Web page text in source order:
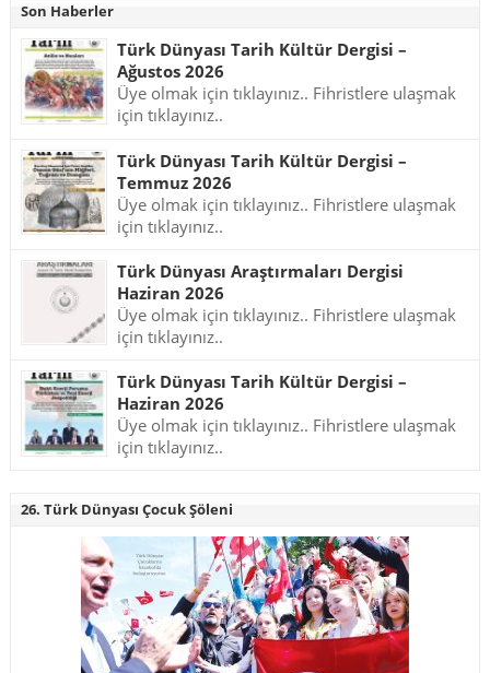
Son Haberler
Türk Dünyası Tarih Kültür Dergisi –
Ağustos 2026
Üye olmak için tıklayınız.. Fihristlere ulaşmak
için tıklayınız..
Türk Dünyası Tarih Kültür Dergisi –
Temmuz 2026
Üye olmak için tıklayınız.. Fihristlere ulaşmak
için tıklayınız..
Türk Dünyası Araştırmaları Dergisi
Haziran 2026
Üye olmak için tıklayınız.. Fihristlere ulaşmak
için tıklayınız..
Türk Dünyası Tarih Kültür Dergisi –
Haziran 2026
Üye olmak için tıklayınız.. Fihristlere ulaşmak
için tıklayınız..
26. Türk Dünyası Çocuk Şöleni